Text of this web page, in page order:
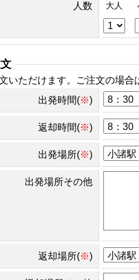
人数 大人
いただけます。ご注文の場合
出発時間(※)
返却時間(※)
出発場所(※)
出発場所その他
返却場所(※)